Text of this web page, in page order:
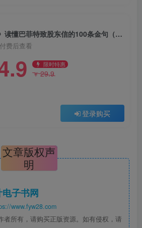
《小帽子里的大兔子》读懂巴菲特致股东信的100条金句（epub+mobi+azw3+pdf）
费后查看
限时特惠
￥29.9
登录购买
文章版权声
明
子书网
www.fyw28.com
者所有，请购买正版资源。如有侵权，请